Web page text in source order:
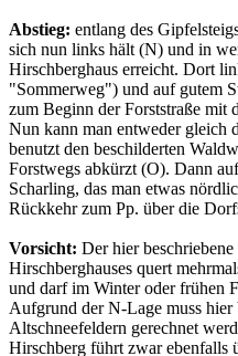
Abstieg: entlang des
sich nun links hält (N) und in
Hirschberghaus erreicht. Dort
"Sommerweg") und auf gutem
zum Beginn der Forststraße
Nun kann man entweder gleich
benutzt den beschilderten
Forstwegs abkürzt (O). Dann
Scharling, das man etwas
Rückkehr zum Pp. über die
Vorsicht: Der hier
Hirschberghauses quert
und darf im Winter oder frühen
Aufgrund der N-Lage muss
Altschneefeldern gerechnet
Hirschberg führt zwar ebenfalls